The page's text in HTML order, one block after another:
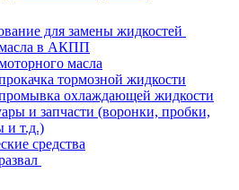
для замены жидкостей
в АКПП
масла
тормозной жидкости
охлаждающей жидкости
и запчасти (воронки, пробки,
и т.д.)
средства